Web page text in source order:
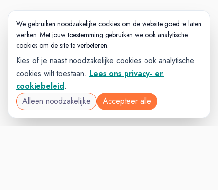
We gebruiken noodzakelijke cookies om de website goed te laten
werken. Met jouw toestemming gebruiken we ook analytische
cookies om de site te verbeteren.
Kies of je naast noodzakelijke cookies ook analytische
cookies wilt toestaan. Lees ons privacy- en
cookiebeleid.
Alleen noodzakelijke
Accepteer alle